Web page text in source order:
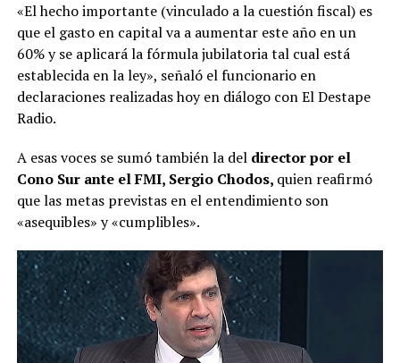
«El hecho importante (vinculado a la cuestión fiscal) es
que el gasto en capital va a aumentar este año en un
60% y se aplicará la fórmula jubilatoria tal cual está
establecida en la ley», señaló el funcionario en
declaraciones realizadas hoy en diálogo con El Destape
Radio.
A esas voces se sumó también la del director por el
Cono Sur ante el FMI, Sergio Chodos, quien reafirmó
que las metas previstas en el entendimiento son
«asequibles» y «cumplibles».